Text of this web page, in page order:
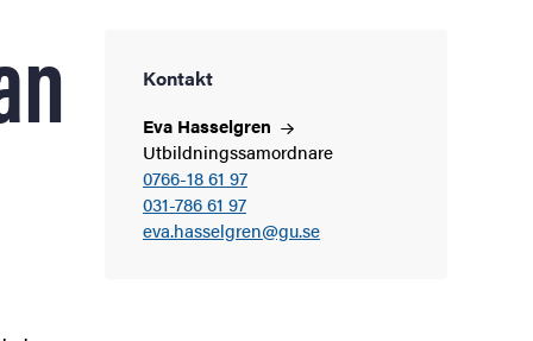
Kontakt
Eva Hasselgren
Utbildningssamordnare
0766-18 61 97
031-786 61 97
eva.hasselgren@gu.se